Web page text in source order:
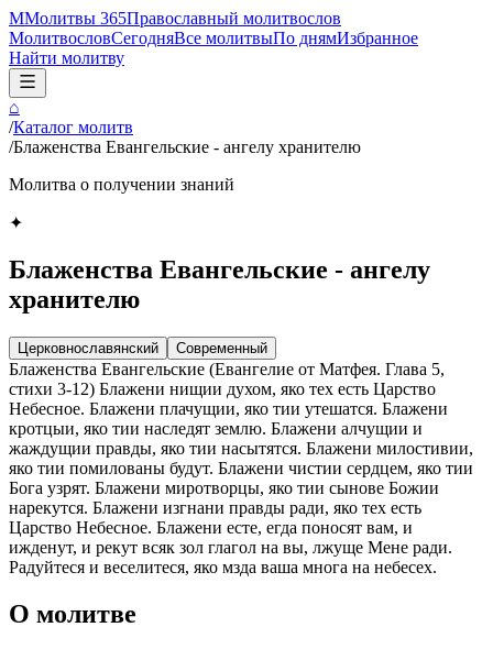
ММолитвы 365Православный молитвослов
МолитвословСегодняВсе молитвыПо днямИзбранное
Найти молитву
⌂
/Каталог молитв
/Блаженства Евангельские - ангелу хранителю
Молитва о получении знаний
✦
Блаженства Евангельские - ангелу
хранителю
Церковнославянский Современный
Блаженства Евангельские (Евангелие от Матфея. Глава 5,
стихи 3-12) Блажени нищии духом, яко тех есть Царство
Небесное. Блажени плачущии, яко тии утешатся. Блажени
кротцыи, яко тии наследят землю. Блажени алчущии и
жаждущии правды, яко тии насытятся. Блажени милостивии,
яко тии помилованы будут. Блажени чистии сердцем, яко тии
Бога узрят. Блажени миротворцы, яко тии сынове Божии
нарекутся. Блажени изгнани правды ради, яко тех есть
Царство Небесное. Блажени есте, егда поносят вам, и
ижденут, и рекут всяк зол глагол на вы, лжуще Мене ради.
Радуйтеся и веселитеся, яко мзда ваша многа на небесех.
О молитве